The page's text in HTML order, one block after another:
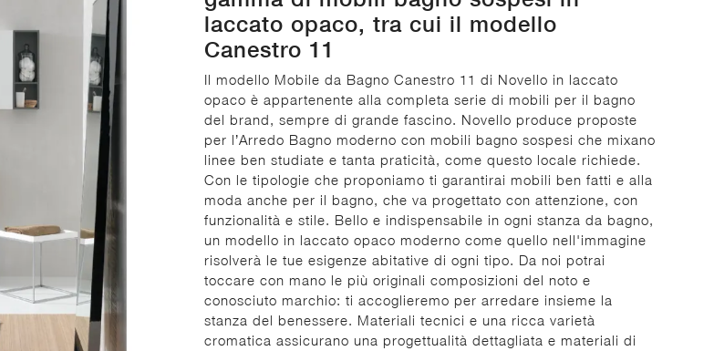
laccato opaco, tra cui il modello
Canestro 11
Il modello Mobile da Bagno Canestro 11 di Novello in laccato
opaco è appartenente alla completa serie di mobili per il bagno
del brand, sempre di grande fascino. Novello produce proposte
per l’Arredo Bagno moderno con mobili bagno sospesi che mixano
linee ben studiate e tanta praticità, come questo locale richiede.
Con le tipologie che proponiamo ti garantirai mobili ben fatti e alla
moda anche per il bagno, che va progettato con attenzione, con
funzionalità e stile. Bello e indispensabile in ogni stanza da bagno,
un modello in laccato opaco moderno come quello nell'immagine
risolverà le tue esigenze abitative di ogni tipo. Da noi potrai
toccare con mano le più originali composizioni del noto e
conosciuto marchio: ti accoglieremo per arredare insieme la
stanza del benessere. Materiali tecnici e una ricca varietà
cromatica assicurano una progettualità dettagliata e materiali di